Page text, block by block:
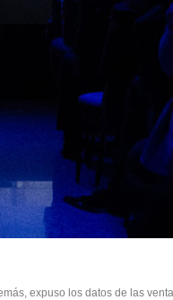
expuso los datos de las